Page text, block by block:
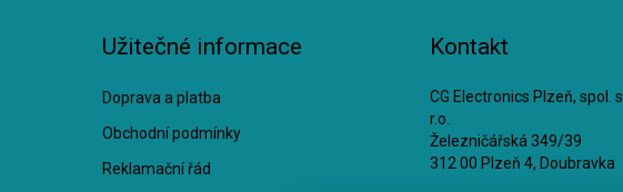
Užitečné informace
Doprava a platba
Obchodní podmínky
Reklamační řád
Kontakt
CG Electronics Plzeň, spol. s
r.o.
Železničářská 349/39
312 00 Plzeň 4, Doubravka